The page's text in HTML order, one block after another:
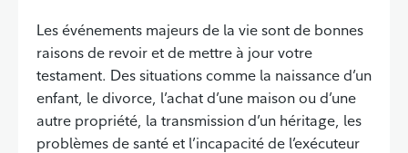
Les événements majeurs de la vie sont de bonnes
raisons de revoir et de mettre à jour votre
testament. Des situations comme la naissance d’un
enfant, le divorce, l’achat d’une maison ou d’une
autre propriété, la transmission d’un héritage, les
problèmes de santé et l’incapacité de l’exécuteur